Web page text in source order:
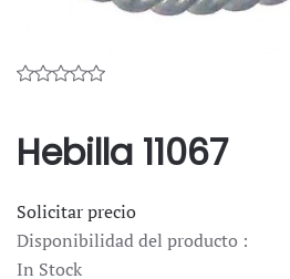
Hebilla 11067
Solicitar precio
Disponibilidad del producto :
In Stock